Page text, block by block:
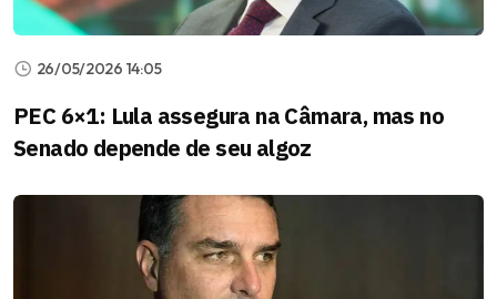
26/05/2026 14:05
PEC 6×1: Lula assegura na Câmara, mas no
Senado depende de seu algoz